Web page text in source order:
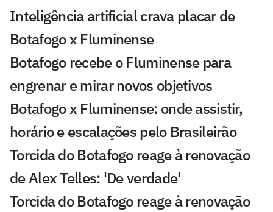
Inteligência artificial crava placar de
Botafogo x Fluminense
Botafogo recebe o Fluminense para
engrenar e mirar novos objetivos
Botafogo x Fluminense: onde assistir,
horário e escalações pelo Brasileirão
Torcida do Botafogo reage à renovação
de Alex Telles: 'De verdade'
Torcida do Botafogo reage à renovação